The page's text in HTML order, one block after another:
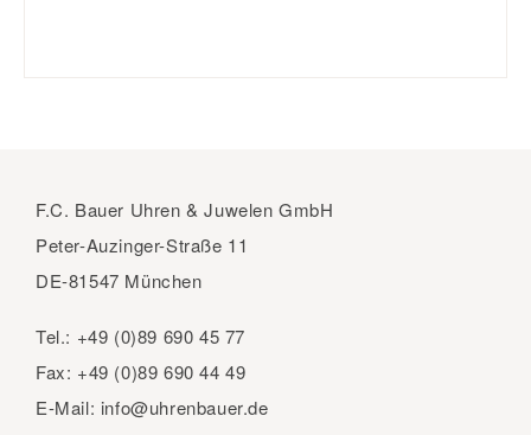
F.C. Bauer Uhren & Juwelen GmbH
Peter-Auzinger-Straße 11
DE-81547 München
Tel.: +49 (0)89 690 45 77
Fax: +49 (0)89 690 44 49
E-Mail: info@uhrenbauer.de